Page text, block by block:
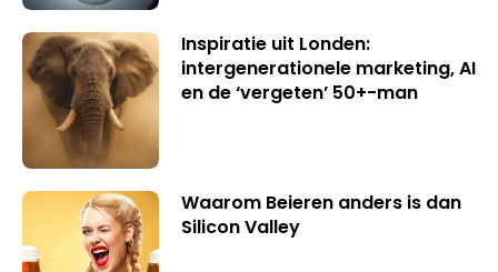
Inspiratie uit Londen:
intergenerationele marketing, AI
en de ‘vergeten’ 50+-man
Waarom Beieren anders is dan
Silicon Valley